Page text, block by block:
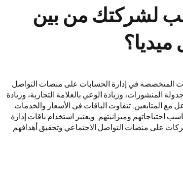
لشركتك من بين
المتخصصة في إدارة الحسابات على منصات التواصل
المنشورات، وزيادة الوعي بالعلامة التجارية، وزيادة
مع المتابعين. تتفاوت الباقات في الأسعار والخدمات
احتياجاتهم وميزانيتهم. ويعتبر استخدام باقات إدارة
على منصات التواصل الاجتماعي وتحقيق أهدافهم